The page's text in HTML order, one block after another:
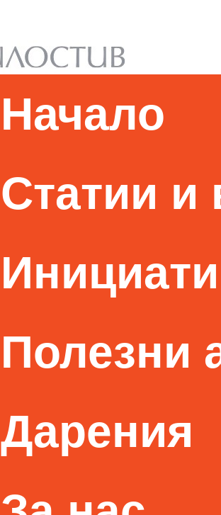
Начало
Статии и
Полезни
Дарения